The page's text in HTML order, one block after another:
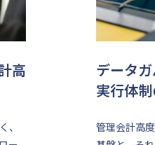
高
、
データ
実行体
管理会計高